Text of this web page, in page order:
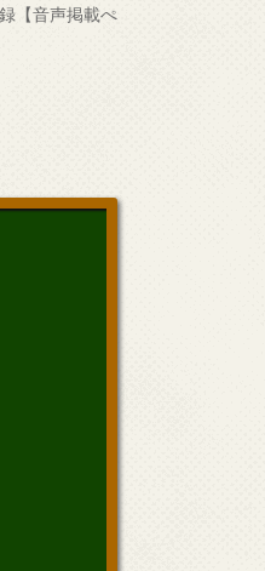
【音声掲載ぺ